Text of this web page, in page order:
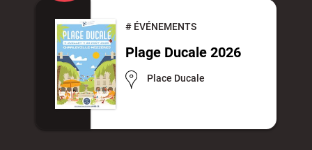
Mariage et PACS
# ÉVÉNEMENTS
Plage Ducale 2026
Place Ducale